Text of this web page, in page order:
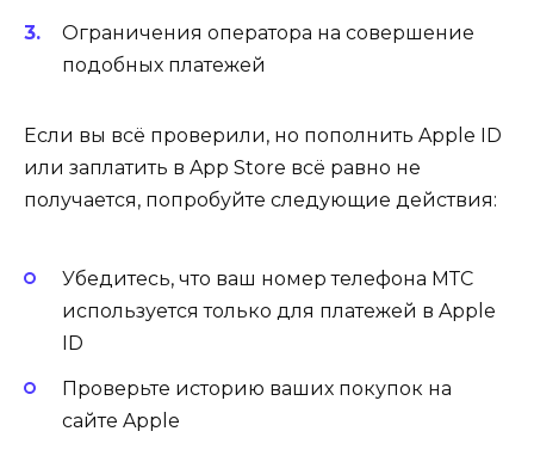
Ограничения оператора на совершение
подобных платежей
Если вы всё проверили, но пополнить Apple ID
или заплатить в App Store всё равно не
получается, попробуйте следующие действия:
Убедитесь, что ваш номер телефона МТС
используется только для платежей в Apple
ID
Проверьте историю ваших покупок на
сайте Apple